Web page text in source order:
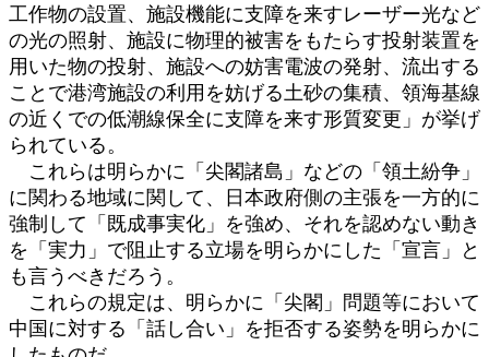
工作物の設置、施設機能に支障を来すレーザー光など
の光の照射、施設に物理的被害をもたらす投射装置を
用いた物の投射、施設への妨害電波の発射、流出する
ことで港湾施設の利用を妨げる土砂の集積、領海基線
の近くでの低潮線保全に支障を来す形質変更」が挙げ
られている。
これらは明らかに「尖閣諸島」などの「領土紛争」
に関わる地域に関して、日本政府側の主張を一方的に
強制して「既成事実化」を強め、それを認めない動き
を「実力」で阻止する立場を明らかにした「宣言」と
も言うべきだろう。
これらの規定は、明らかに「尖閣」問題等において
中国に対する「話し合い」を拒否する姿勢を明らかに